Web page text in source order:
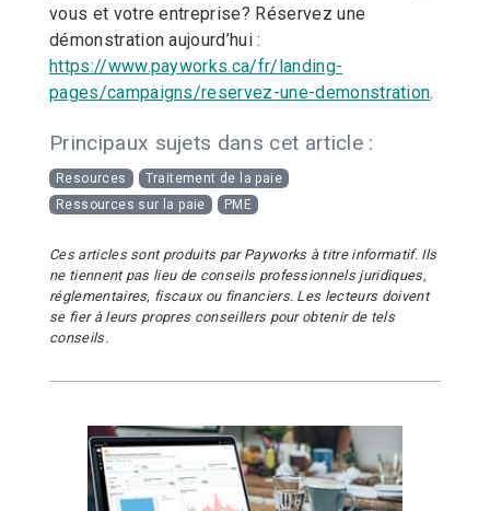
vous et votre entreprise? Réservez une
démonstration aujourd’hui :
https://www.payworks.ca/fr/landing-
pages/campaigns/reservez-une-demonstration.
Principaux sujets dans cet article :
Resources
Traitement de la paie
Ressources sur la paie
PME
Ces articles sont produits par Payworks à titre informatif. Ils
ne tiennent pas lieu de conseils professionnels juridiques,
réglementaires, fiscaux ou financiers. Les lecteurs doivent
se fier à leurs propres conseillers pour obtenir de tels
conseils.